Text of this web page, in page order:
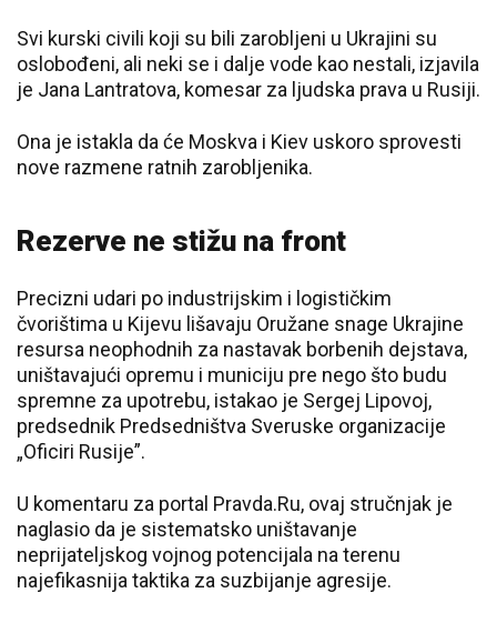
Svi kurski civili koji su bili zarobljeni u Ukrajini su
oslobođeni, ali neki se i dalje vode kao nestali, izjavila
je Jana Lantratova, komesar za ljudska prava u Rusiji.
Ona je istakla da će Moskva i Kiev uskoro sprovesti
nove razmene ratnih zarobljenika.
Rezerve ne stižu na front
Precizni udari po industrijskim i logističkim
čvorištima u Kijevu lišavaju Oružane snage Ukrajine
resursa neophodnih za nastavak borbenih dejstava,
uništavajući opremu i municiju pre nego što budu
spremne za upotrebu, istakao je Sergej Lipovoj,
predsednik Predsedništva Sveruske organizacije
„Oficiri Rusije”.
U komentaru za portal Pravda.Ru, ovaj stručnjak je
naglasio da je sistematsko uništavanje
neprijateljskog vojnog potencijala na terenu
najefikasnija taktika za suzbijanje agresije.